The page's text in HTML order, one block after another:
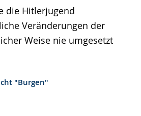
die Hitlerjugend
Veränderungen der
Weise nie umgesetzt
"Burgen"